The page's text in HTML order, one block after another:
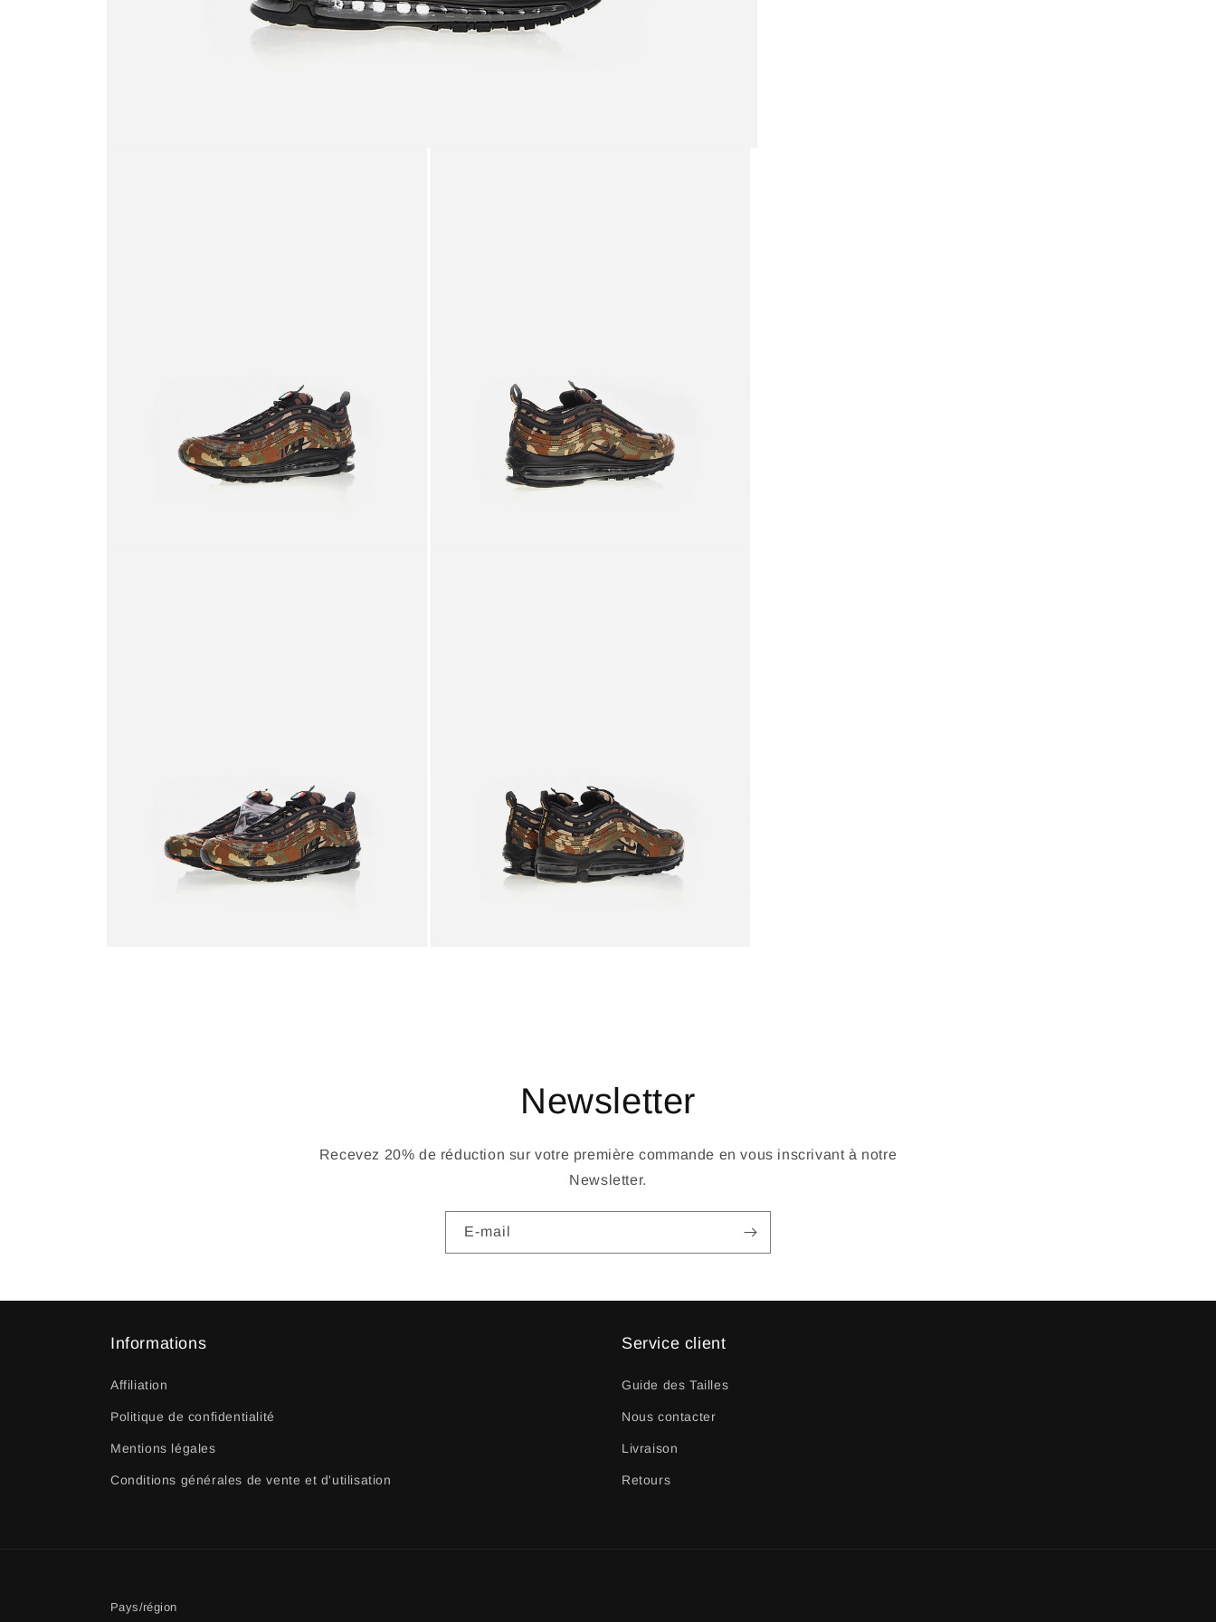
Newsletter
Recevez 20% de réduction sur votre première commande en vous inscrivant à notre
Newsletter.
E-mail
Informations
Affiliation
Politique de confidentialité
Mentions légales
Conditions générales de vente et d'utilisation
Service client
Guide des Tailles
Nous contacter
Livraison
Retours
Pays/région